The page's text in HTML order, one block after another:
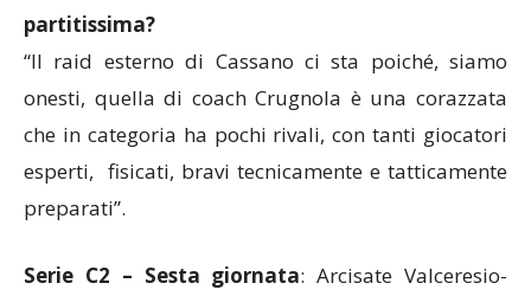
partitissima?
“Il raid esterno di Cassano ci sta poiché, siamo
onesti, quella di coach Crugnola è una corazzata
che in categoria ha pochi rivali, con tanti giocatori
esperti, fisicati, bravi tecnicamente e tatticamente
preparati”.
Serie C2 – Sesta giornata: Arcisate Valceresio-